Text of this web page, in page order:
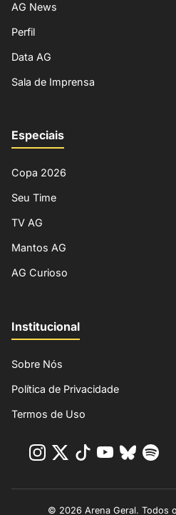
AG News
Perfil
Data AG
Sala de Imprensa
Especiais
Copa 2026
Seu Time
TV AG
Mantos AG
AG Curioso
Institucional
Sobre Nós
Política de Privacidade
Termos de Uso
© 2026 Arena Geral. Todos